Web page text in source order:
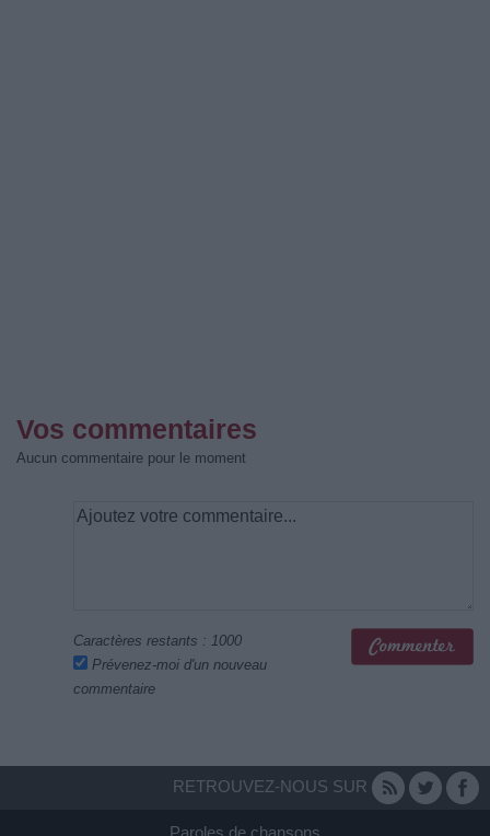
Vos commentaires
Aucun commentaire pour le moment
Caractères restants : 1000
Prévenez-moi d'un nouveau
commentaire
RETROUVEZ-NOUS SUR